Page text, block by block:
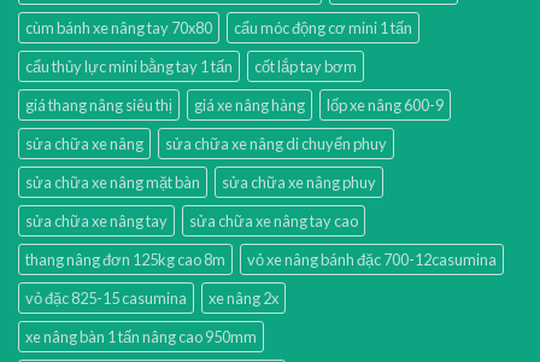
cùm bánh xe nâng tay 70x80
cẩu móc động cơ mini 1 tấn
cẩu thủy lực mini bằng tay 1 tấn
cốt lắp tay bơm
giá thang nâng siêu thị
giá xe nâng hàng
lốp xe nâng 600-9
sửa chữa xe nâng
sửa chữa xe nâng di chuyển phuy
sửa chữa xe nâng mặt bàn
sửa chữa xe nâng phuy
sửa chữa xe nâng tay
sửa chữa xe nâng tay cao
thang nâng đơn 125kg cao 8m
vỏ xe nâng bánh đặc 700-12casumina
vỏ đặc 825-15 casumina
xe nâng 2x
xe nâng bàn 1 tấn nâng cao 950mm